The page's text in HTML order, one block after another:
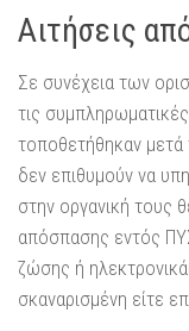
Αιτήσεις
Σε συνέχεια των
τις
τοποθετήθηκαν μετά
δεν επιθυμούν να
στην οργανική τους
απόσπασης εντός
ζώσης ή
σκαναρισμένη είτε